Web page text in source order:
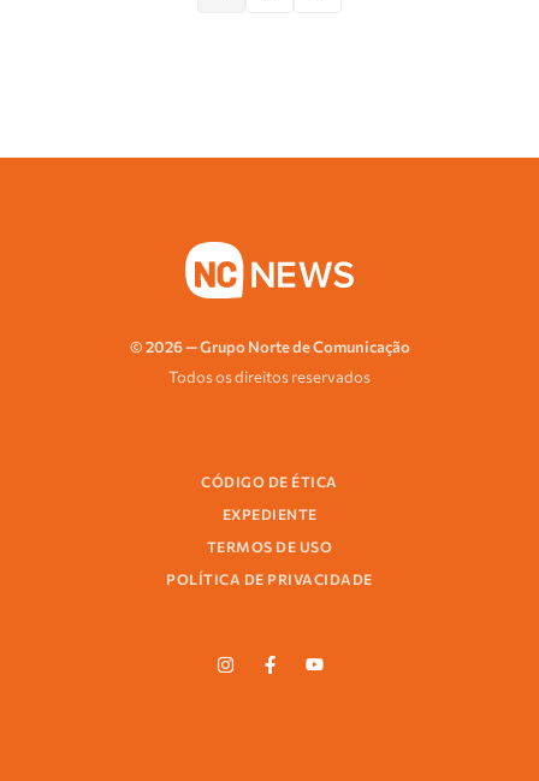
© 2026 — Grupo Norte de Comunicação
Todos os direitos reservados
CÓDIGO DE ÉTICA
EXPEDIENTE
TERMOS DE USO
POLÍTICA DE PRIVACIDADE